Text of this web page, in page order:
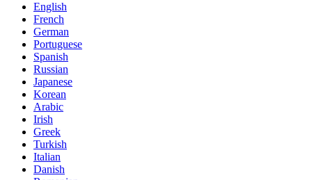
English
French
German
Portuguese
Spanish
Russian
Japanese
Korean
Arabic
Irish
Greek
Turkish
Italian
Danish